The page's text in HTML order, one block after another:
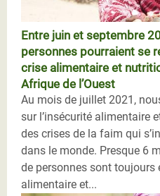
Entre juin et septembre
personnes pourraient se
crise alimentaire et
Afrique de l’Ouest
Au mois de juillet 2021,
sur l’insécurité alimentaire
des crises de la faim qui
dans le monde. Presque 6
de personnes sont toujours
alimentaire et...